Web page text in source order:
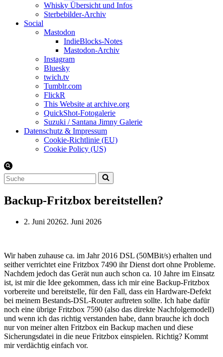
Whisky Übersicht und Infos
Sterbebilder-Archiv
Social
Mastodon
IndieBlocks-Notes
Mastodon-Archiv
Instagram
Bluesky
twich.tv
Tumblr.com
FlickR
This Website at archive.org
QuickShot-Fotogalerie
Suzuki / Santana Jimny Galerie
Datenschutz & Impressum
Cookie-Richtlinie (EU)
Cookie Policy (US)
Suchen
nach …
Backup-Fritzbox bereitstellen?
2. Juni 20262. Juni 2026
Wir haben zuhause ca. im Jahr 2016 DSL (50MBit/s) erhalten und
seither verrichtet eine Fritzbox 7490 ihr Dienst dort ohne Probleme.
Nachdem jedoch das Gerät nun auch schon ca. 10 Jahre im Einsatz
ist, ist mir die Idee gekommen, dass ich mir eine Backup-Fritzbox
vorbereite und bereitstelle, für den Fall, dass ein Hardware-Defekt
bei meinem Bestands-DSL-Router auftreten sollte. Ich habe dafür
noch eine übrige Fritzbox 7590 (also das direkte Nachfolgemodell)
und wenn ich das richtig verstanden habe, dann brauche ich doch
nur von meiner alten Fritzbox ein Backup machen und diese
Sicherungsdatei in die neue Fritzbox einspielen. Richtig? Kommt
mir verdächtig einfach vor.